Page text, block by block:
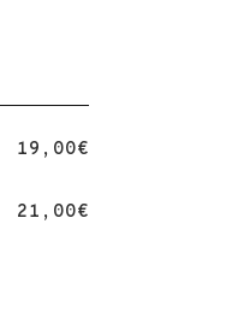
19,00€
21,00€